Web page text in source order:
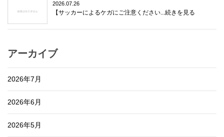
2026.07.26
【サッカーによるケガにご注意ください...続きを見る
アーカイブ
2026年7月
2026年6月
2026年5月